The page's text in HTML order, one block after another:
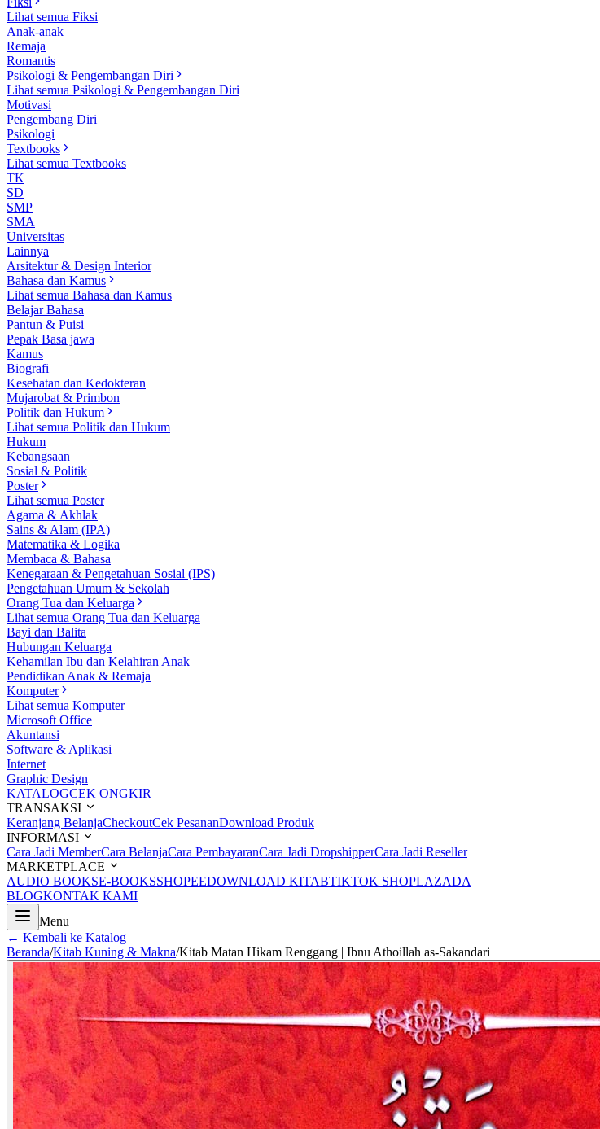
Lihat semua Fiksi
Anak-anak
Remaja
Romantis
Psikologi & Pengembangan Diri
Lihat semua Psikologi & Pengembangan Diri
Motivasi
Pengembang Diri
Psikologi
Textbooks
Lihat semua Textbooks
TK
SD
SMP
SMA
Universitas
Lainnya
Arsitektur & Design Interior
Bahasa dan Kamus
Lihat semua Bahasa dan Kamus
Belajar Bahasa
Pantun & Puisi
Pepak Basa jawa
Kamus
Biografi
Kesehatan dan Kedokteran
Mujarobat & Primbon
Politik dan Hukum
Lihat semua Politik dan Hukum
Hukum
Kebangsaan
Sosial & Politik
Poster
Lihat semua Poster
Agama & Akhlak
Sains & Alam (IPA)
Matematika & Logika
Membaca & Bahasa
Kenegaraan & Pengetahuan Sosial (IPS)
Pengetahuan Umum & Sekolah
Orang Tua dan Keluarga
Lihat semua Orang Tua dan Keluarga
Bayi dan Balita
Hubungan Keluarga
Kehamilan Ibu dan Kelahiran Anak
Pendidikan Anak & Remaja
Komputer
Lihat semua Komputer
Microsoft Office
Akuntansi
Software & Aplikasi
Internet
Graphic Design
KATALOGCEK ONGKIR
TRANSAKSI
Keranjang BelanjaCheckoutCek PesananDownload Produk
INFORMASI
Cara Jadi MemberCara BelanjaCara PembayaranCara Jadi DropshipperCara Jadi Reseller
MARKETPLACE
AUDIO BOOKSE-BOOKSSHOPEEDOWNLOAD KITABTIKTOK SHOPLAZADA
BLOGKONTAK KAMI
Menu
← Kembali ke Katalog
Beranda/Kitab Kuning & Makna/Kitab Matan Hikam Renggang | Ibnu Athoillah as-Sakandari